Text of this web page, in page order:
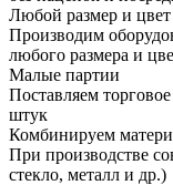
Любой размер и цвет
Производим
любого размера и
Малые партии
Поставляем
штук
Комбинируем
При производстве
стекло, металл и др.)